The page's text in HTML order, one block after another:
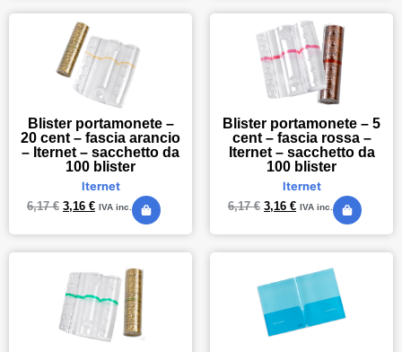
Blister portamonete –
20 cent – fascia arancio
– Iternet – sacchetto da
100 blister
Iternet
6,17€ 3,16 € IVA inc.
Blister portamonete – 5
cent – fascia rossa –
Iternet – sacchetto da
100 blister
Iternet
6,17€ 3,16 € IVA inc.